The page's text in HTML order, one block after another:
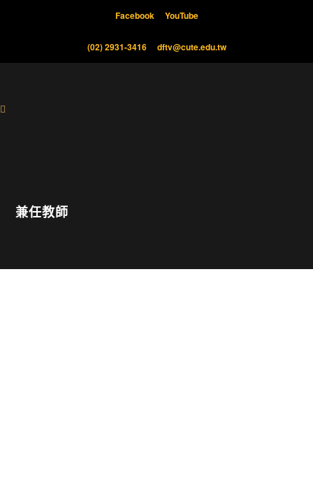
Facebook YouTube
(02) 2931-3416 dftv@cute.edu.tw
兼任教師